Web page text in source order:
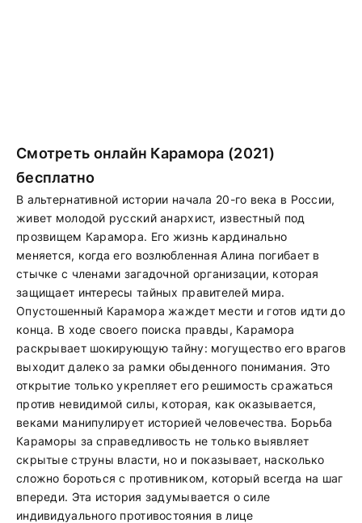
Смотреть онлайн Карамора (2021)
бесплатно
В альтернативной истории начала 20-го века в России,
живет молодой русский анархист, известный под
прозвищем Карамора. Его жизнь кардинально
меняется, когда его возлюбленная Алина погибает в
стычке с членами загадочной организации, которая
защищает интересы тайных правителей мира.
Опустошенный Карамора жаждет мести и готов идти до
конца. В ходе своего поиска правды, Карамора
раскрывает шокирующую тайну: могущество его врагов
выходит далеко за рамки обыденного понимания. Это
открытие только укрепляет его решимость сражаться
против невидимой силы, которая, как оказывается,
веками манипулирует историей человечества. Борьба
Караморы за справедливость не только выявляет
скрытые струны власти, но и показывает, насколько
сложно бороться с противником, который всегда на шаг
впереди. Эта история задумывается о силе
индивидуального противостояния в лице